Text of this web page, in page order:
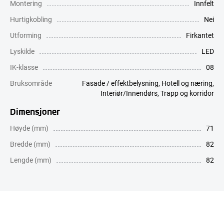
Montering
Innfelt
Hurtigkobling
Nei
Utforming
Firkantet
Lyskilde
LED
IK-klasse
08
Bruksområde
Fasade / effektbelysning, Hotell og næring,
Interiør/Innendørs, Trapp og korridor
Dimensjoner
Høyde (mm)
71
Bredde (mm)
82
Lengde (mm)
82